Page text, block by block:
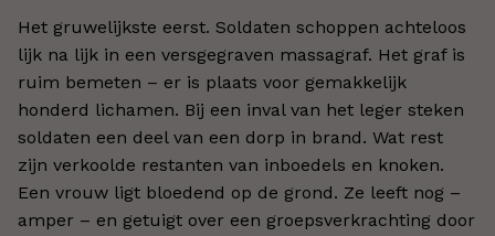
Het gruwelijkste eerst. Soldaten schoppen achteloos
lijk na lijk in een versgegraven massagraf. Het graf is
ruim bemeten – er is plaats voor gemakkelijk
honderd lichamen. Bij een inval van het leger steken
soldaten een deel van een dorp in brand. Wat rest
zijn verkoolde restanten van inboedels en knoken.
Een vrouw ligt bloedend op de grond. Ze leeft nog –
amper – en getuigt over een groepsverkrachting door